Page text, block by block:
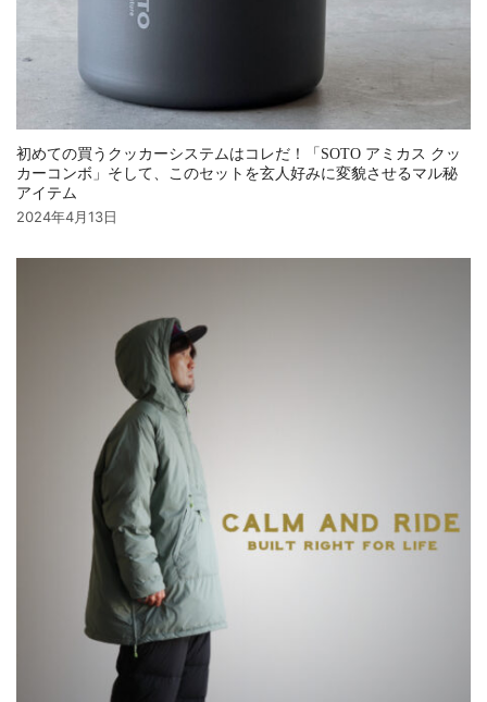
初めての買うクッカーシステムはコレだ！「SOTO アミカス クッ
カーコンボ」そして、このセットを玄人好みに変貌させるマル秘
アイテム
2024年4月13日